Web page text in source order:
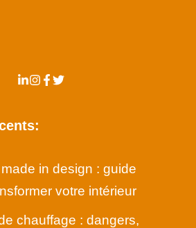
in design : guide
votre intérieur
chauffage : dangers,